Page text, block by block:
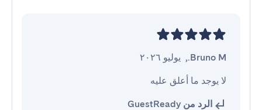
Bruno M.
, يوليو ٢٠٢٦
لا يوجد ما أعلق عليه
الرد من GuestReady